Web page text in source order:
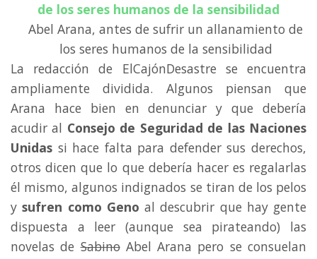
Abel Arana, antes de sufrir un allanamiento de
los seres humanos de la sensibilidad
La redacción de ElCajónDesastre se encuentra
ampliamente dividida. Algunos piensan que
Arana hace bien en denunciar y que debería
acudir al Consejo de Seguridad de las Naciones
Unidas si hace falta para defender sus derechos,
otros dicen que lo que debería hacer es regalarlas
él mismo, algunos indignados se tiran de los pelos
ysufren como Geno al descubrir que hay gente
dispuesta a leer (aunque sea pirateando) las
novelas deSabinoAbel Arana pero se consuelan